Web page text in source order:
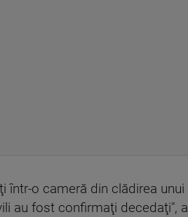
într-o cameră din clădirea unui
au fost confirmaţi decedaţi", a